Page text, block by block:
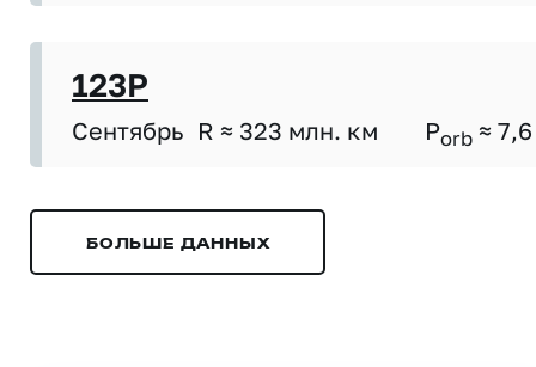
123P
Сентябрь R ≈ 323 млн. км Porb ≈ 7,6
БОЛЬШЕ ДАННЫХ